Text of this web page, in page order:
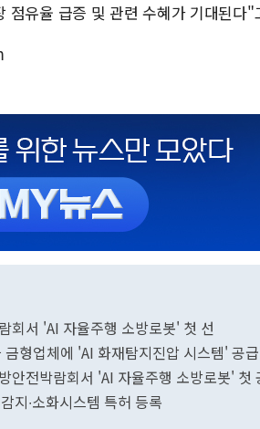
점유율 급증 및 관련 수혜가 기대된다"
회서 'AI 자율주행 소방로봇' 첫 선
형업체에 'AI 화재탐지진압 시스템' 공
안전박람회서 'AI 자율주행 소방로봇' 첫
지∙소화시스템 특허 등록